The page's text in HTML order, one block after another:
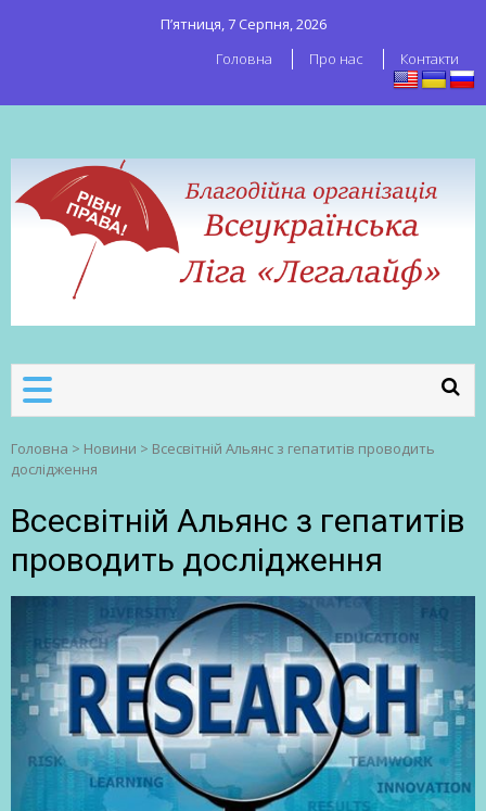
П’ятниця, 7 Серпня, 2026
Головна
Про нас Контакти
робітників
Головна > Новини > Всесвітній Альянс з гепатитів проводить
дослідження
Всесвітній Альянс з гепатитів
проводить дослідження